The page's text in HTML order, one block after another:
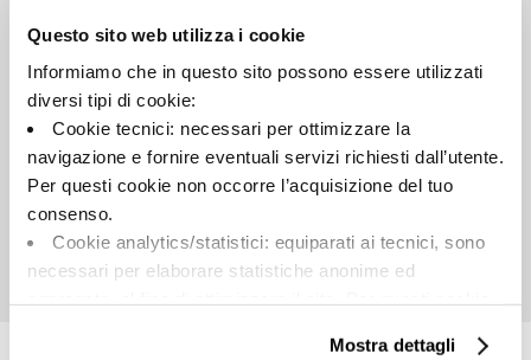
Questo sito web utilizza i cookie
Informiamo che in questo sito possono essere utilizzati
diversi tipi di cookie:
Cookie tecnici: necessari per ottimizzare la
navigazione e fornire eventuali servizi richiesti dall’utente.
Per questi cookie non occorre l’acquisizione del tuo
consenso.
Cookie analytics/statistici: equiparati ai tecnici, sono
necessari per elaborare statistiche anonime ed
Cookie di profilazione/marketing: sono utilizzati, solo
Mostra dettagli
Fondo
Formato:
60.0x60.0
opaco
Stonalizzazione:
Unità di misura:
MQ